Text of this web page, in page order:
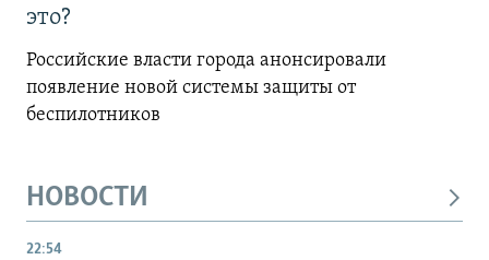
это?
Российские власти города анонсировали
появление новой системы защиты от
беспилотников
НОВОСТИ
22:54